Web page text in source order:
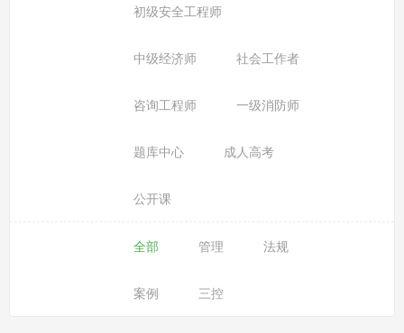
初级安全工程师
中级经济师 社会工作者
咨询工程师 一级消防师
题库中心 成人高考
公开课
全部 管理 法规
案例 三控